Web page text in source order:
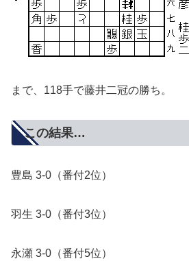
まで、118手で藤井二冠の勝ち。
この結果…
豊島 3-0（番付2位）
羽生 3-0（番付3位）
永瀬 3-0（番付5位）